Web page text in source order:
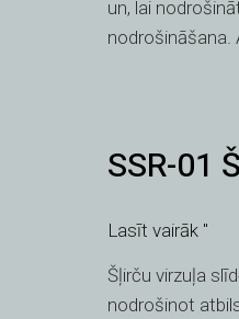
un, lai
nodrošināšana.
SSR-01
01
slīdošās
testeris
Lasīt vairāk "
Šļirču virzuļa
nodrošinot